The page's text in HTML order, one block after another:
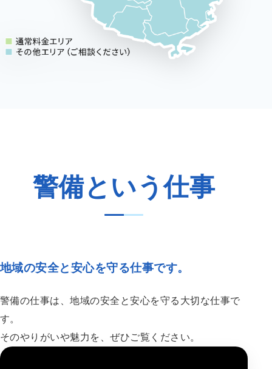
警備という仕事
地域の安全と安心を守る仕事です。
警備の仕事は、地域の安全と安心を守る大切な仕事で
す。
そのやりがいや魅力を、ぜひご覧ください。